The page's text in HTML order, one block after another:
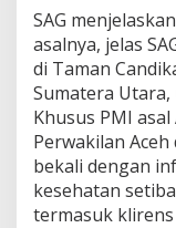
SAG
asalnya, jelas
di Taman
Sumatera
Khusus PMI
Perwakilan Aceh
bekali dengan
kesehatan
termasuk